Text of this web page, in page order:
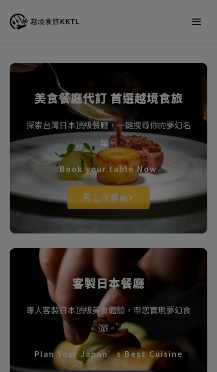
美食餐廳代訂 首選越境食旅
探索台灣日本頂級餐廳，一鍵搜尋你的夢幻名
單。
Book your table Now
馬上找餐廳
客製日本餐廳
專人客製日本頂級美食體驗，帶您實現夢幻食
旅。
Plan Your Japan’s Best Cuisine